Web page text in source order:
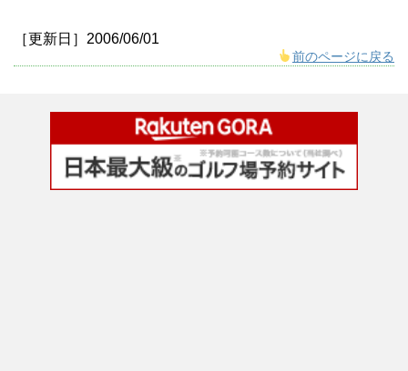
［更新日］2006/06/01
前のページに戻る